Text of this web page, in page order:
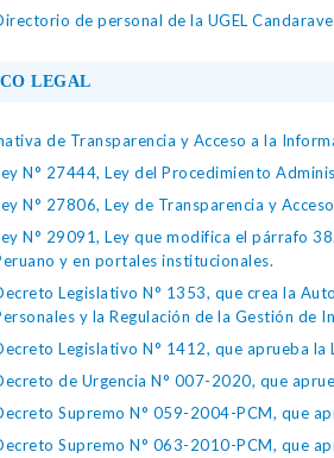
de personal de la UGEL
LEGAL
de Transparencia y Acceso a la
N° 27444, Ley del Procedimiento
N° 27806, Ley de Transparencia y
N° 29091, Ley que modifica el párrafo
y en portales institucionales.
Legislativo N° 1353, que crea la
y la Regulación de la Gestión de
Legislativo N° 1412, que aprueba
de Urgencia N° 007-2020, que
Supremo N° 059-2004-PCM, que
Supremo N° 063-2010-PCM, que